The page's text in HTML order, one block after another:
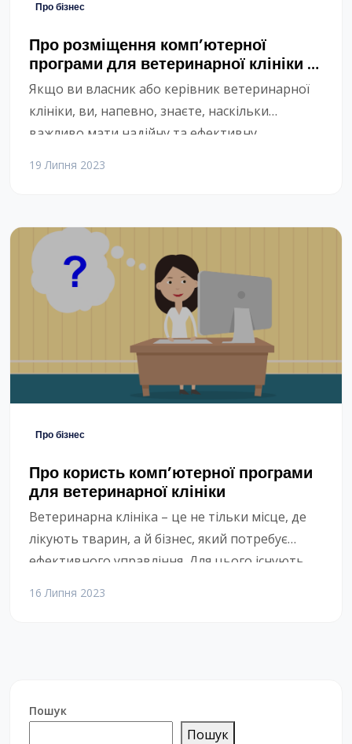
Про бізнес
Про розміщення комп’ютерної
програми для ветеринарної клініки у
хмарному сервісі
Якщо ви власник або керівник ветеринарної
клініки, ви, напевно, знаєте, наскільки
важливо мати надійну та ефективну
даних та інших задач. Але чи замислювалися
ви про те, де саме зберігається ваша програма
та всі ваші дані?
19 Липня 2023
Про бізнес
Про користь комп’ютерної програми
для ветеринарної клініки
Ветеринарна клініка – це не тільки місце, де
лікують тварин, а й бізнес, який потребує
ефективного управління. Для цього існують
16 Липня 2023
Пошук
Пошук